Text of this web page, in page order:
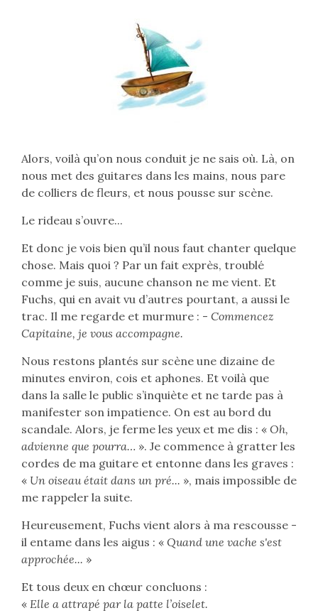
Alors, voilà qu’on nous conduit je ne sais où. Là, on
nous met des guitares dans les mains, nous pare
de colliers de fleurs, et nous pousse sur scène.
Le rideau s’ouvre...
Et donc je vois bien qu’il nous faut chanter quelque
chose. Mais quoi ? Par un fait exprès, troublé
comme je suis, aucune chanson ne me vient. Et
Fuchs, qui en avait vu d’autres pourtant, a aussi le
trac. Il me regarde et murmure : - Commencez
Capitaine, je vous accompagne.
Nous restons plantés sur scène une dizaine de
minutes environ, cois et aphones. Et voilà que
dans la salle le public s’inquiète et ne tarde pas à
manifester son impatience. On est au bord du
scandale. Alors, je ferme les yeux et me dis : « Oh,
advienne que pourra… ». Je commence à gratter les
cordes de ma guitare et entonne dans les graves :
« Un oiseau était dans un pré... », mais impossible de
me rappeler la suite.
Heureusement, Fuchs vient alors à ma rescousse -
il entame dans les aigus : « Quand une vache s'est
approchée... »
Et tous deux en chœur concluons :
« Elle a attrapé par la patte l’oiselet.